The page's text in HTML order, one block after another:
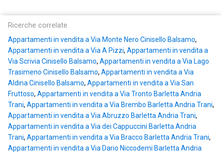
Ricerche correlate
Appartamenti in vendita a Via Monte Nero Cinisello Balsamo,
Appartamenti in vendita a Via A Pizzi, Appartamenti in vendita a
Via Scrivia Cinisello Balsamo, Appartamenti in vendita a Via Lago
Trasimeno Cinisello Balsamo, Appartamenti in vendita a Via
Aldina Cinisello Balsamo, Appartamenti in vendita a Via San
Fruttoso, Appartamenti in vendita a Via Tronto Barletta Andria
Trani, Appartamenti in vendita a Via Brembo Barletta Andria Trani,
Appartamenti in vendita a Via Abruzzo Barletta Andria Trani,
Appartamenti in vendita a Via dei Cappuccini Barletta Andria
Trani, Appartamenti in vendita a Via Bracco Barletta Andria Trani,
Appartamenti in vendita a Via Dario Niccodemi Barletta Andria